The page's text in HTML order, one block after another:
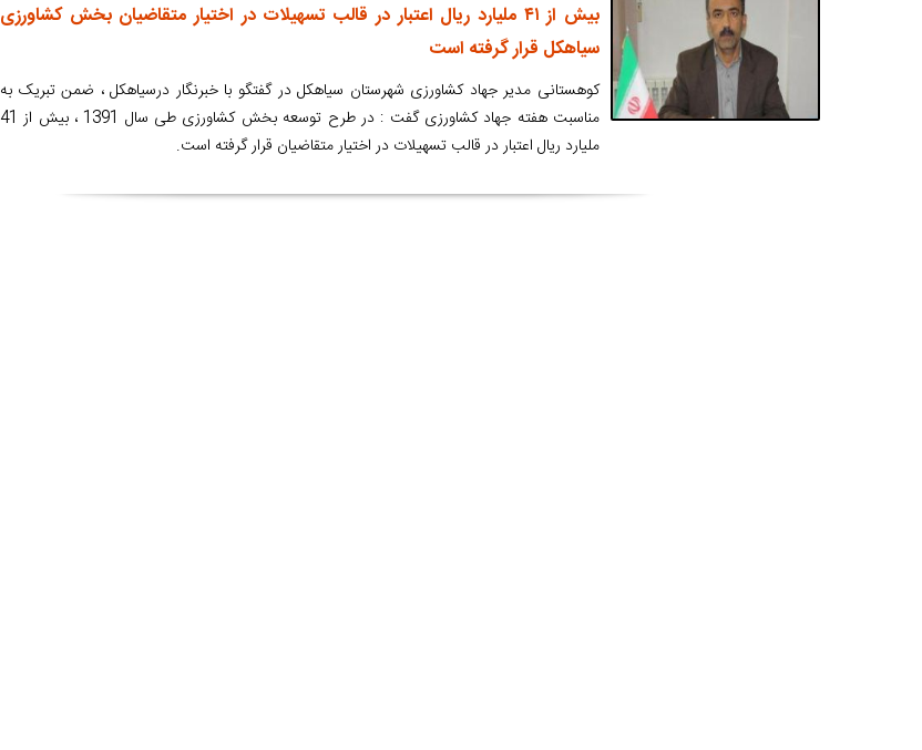
بیش از ۴۱ ملیارد ریال اعتبار در قالب تسهیلات در اختیار متقاضیان بخش کشاورزی
سیاهکل قرار گرفته است
کوهستانی مدیر جهاد کشاورزی شهرستان سیاهکل در گفتگو با خبرنگار درسیاهکل ، ضمن تبریک به
مناسبت هفته جهاد کشاورزی گفت : در طرح توسعه بخش کشاورزی طی سال 1391 ، بیش از 41
ملیارد ریال اعتبار در قالب تسهیلات در اختیار متقاضیان قرار گرفته است.